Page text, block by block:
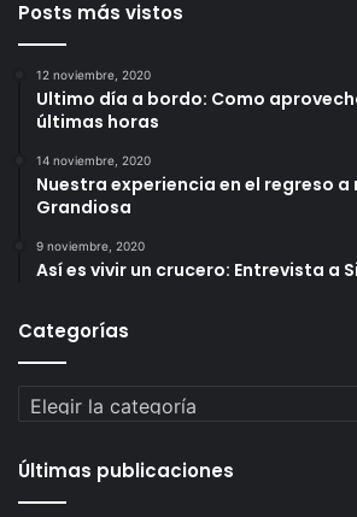
Posts más vistos
12 noviembre, 2020
Ultimo día a bordo: Como
últimas horas
14 noviembre, 2020
Nuestra experiencia en el regreso a
Grandiosa
9 noviembre, 2020
Así es vivir un crucero: Entrevista a
Categorías
Categorías
Últimas publicaciones